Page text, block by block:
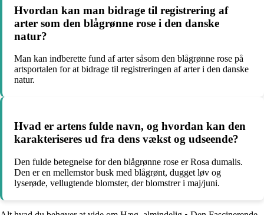
Hvordan kan man bidrage til registrering af
arter som den blågrønne rose i den danske
natur?
Man kan indberette fund af arter såsom den blågrønne rose på
artsportalen for at bidrage til registreringen af arter i den danske
natur.
Hvad er artens fulde navn, og hvordan kan den
karakteriseres ud fra dens vækst og udseende?
Den fulde betegnelse for den blågrønne rose er Rosa dumalis.
Den er en mellemstor busk med blågrønt, dugget løv og
lyserøde, vellugtende blomster, der blomstrer i maj/juni.